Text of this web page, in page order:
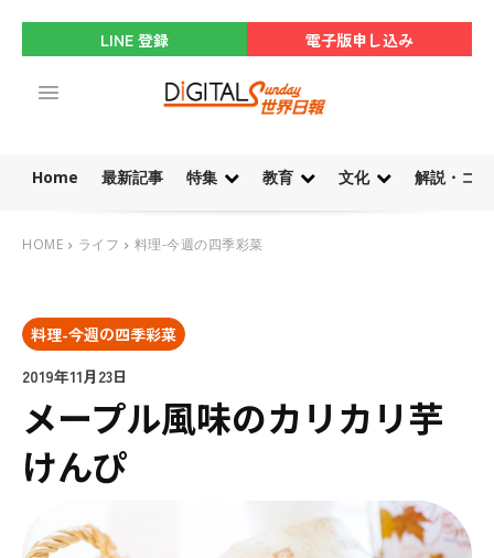
LINE 登録 電子版申し込み
Home 最新記事 特集 教育 文化 解説・コ
HOME ライフ 料理-今週の四季彩菜
料理-今週の四季彩菜
2019年11月23日
メープル風味のカリカリ芋
けんぴ